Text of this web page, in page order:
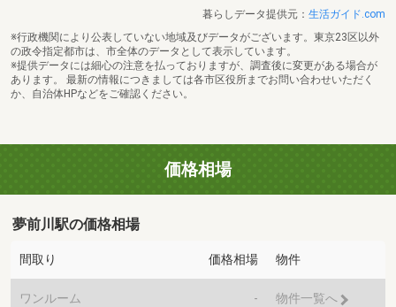
暮らしデータ提供元： 生活ガイド.com
※行政機関により公表していない地域及びデータがございます。東京23区以外
の政令指定都市は、市全体のデータとして表示しています。
※提供データには細心の注意を払っておりますが、調査後に変更がある場合が
あります。 最新の情報につきましては各市区役所までお問い合わせいただく
か、自治体HPなどをご確認ください。
価格相場
夢前川駅の価格相場
間取り 価格相場 物件
ワンルーム - 物件一覧へ